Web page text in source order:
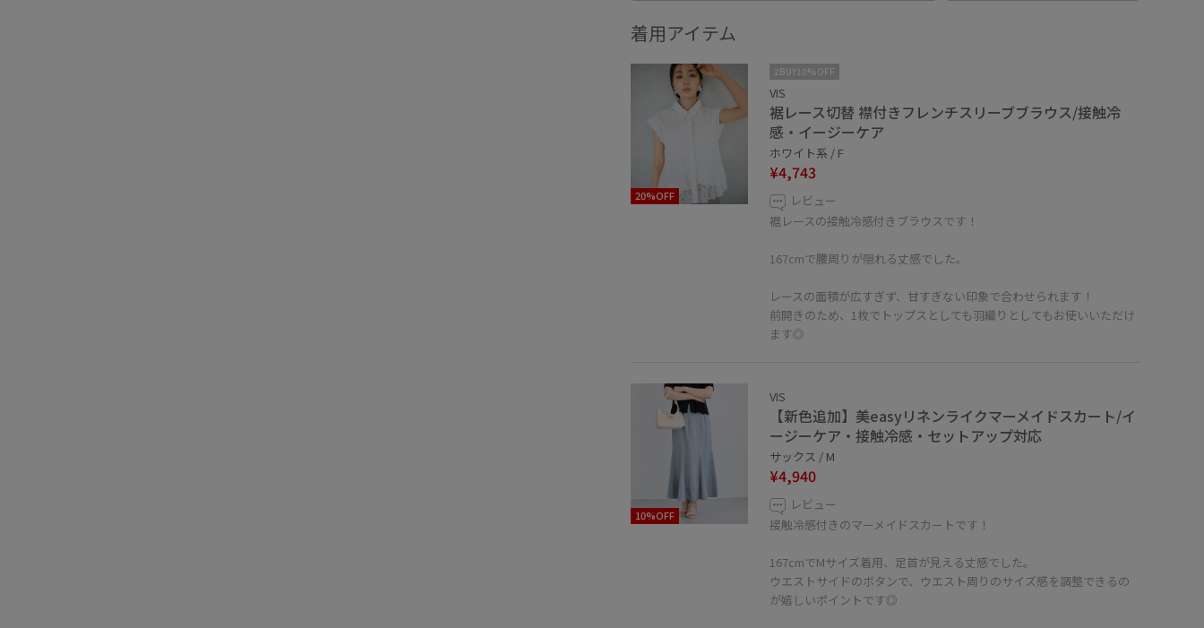
着用アイテム
20%OFF
2BUY10%OFF
VIS
裾レース切替 襟付きフレンチスリーブブラウス/接触冷
感・イージーケア
ホワイト系 / F
¥4,743
レビュー
裾レースの接触冷感付きブラウスです！
167cmで腰周りが隠れる丈感でした。
レースの面積が広すぎず、甘すぎない印象で合わせられます！
前開きのため、1枚でトップスとしても羽織りとしてもお使いいただけ
ます◎
10%OFF
VIS
【新色追加】美easyリネンライクマーメイドスカート/イ
ージーケア・接触冷感・セットアップ対応
サックス / M
¥4,940
レビュー
接触冷感付きのマーメイドスカートです！
167cmでMサイズ着用、足首が見える丈感でした。
ウエストサイドのボタンで、ウエスト周りのサイズ感を調整できるの
が嬉しいポイントです◎